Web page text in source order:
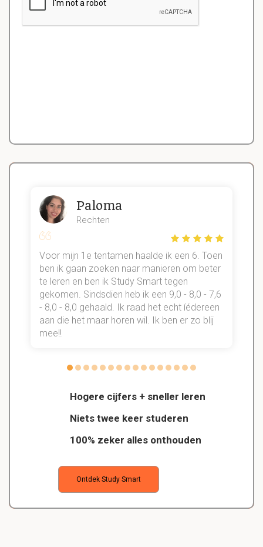
Hogere cijfers + sneller leren
Niets twee keer studeren
100% zeker alles onthouden
Ontdek Study Smart
Paloma
Rechten
Voor mijn 1e tentamen haalde ik een 6. Toen
ben ik gaan zoeken naar manieren om beter
te leren en ben ik Study Smart tegen
gekomen. Sindsdien heb ik een 9,0 - 8,0 - 7,6
- 8,0 - 8,0 gehaald. Ik raad het echt íédereen
aan die het maar horen wil. Ik ben er zo blij
mee!!